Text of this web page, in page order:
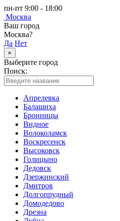
пн-пт 9:00 - 18:00
Москва
Ваш город
Москва?
Да Нет
×
Выберите город
Поиск:
Апрелевка
Балашиха
Бронницы
Видное
Волоколамск
Воскресенск
Высоковск
Голицыно
Дедовск
Дзержинский
Дмитров
Долгопрудный
Домодедово
Дрезна